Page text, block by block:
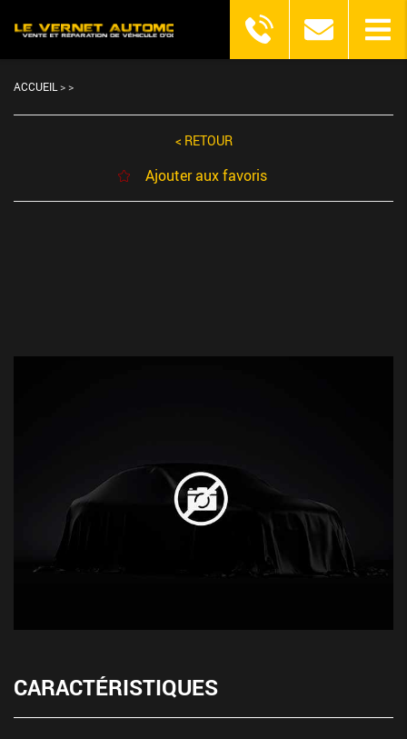
ACCUEIL >>
< RETOUR
Ajouter aux favoris
CARACTÉRISTIQUES